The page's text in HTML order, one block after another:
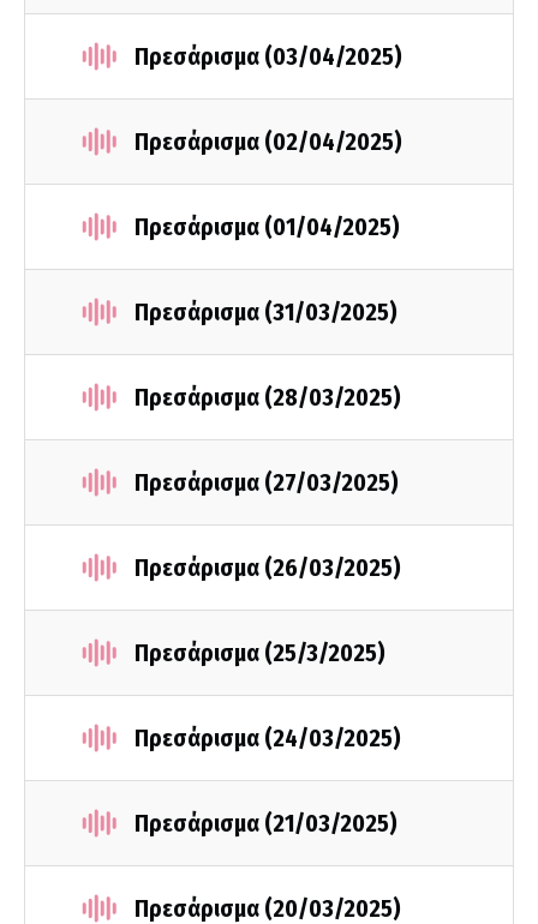
Πρεσάρισμα (03/04/2025)
Πρεσάρισμα (02/04/2025)
Πρεσάρισμα (01/04/2025)
Πρεσάρισμα (31/03/2025)
Πρεσάρισμα (28/03/2025)
Πρεσάρισμα (27/03/2025)
Πρεσάρισμα (26/03/2025)
Πρεσάρισμα (25/3/2025)
Πρεσάρισμα (24/03/2025)
Πρεσάρισμα (21/03/2025)
Πρεσάρισμα (20/03/2025)